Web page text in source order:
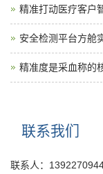
精准打动医疗客户
安全检测平台方舱
精准度是采血称的
联系我们
联系人：